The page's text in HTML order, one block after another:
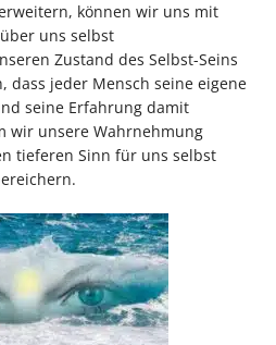
können wir uns mit
uns selbst
Zustand des Selbst-Seins
dass jeder Mensch seine eigene
seine Erfahrung damit
wir unsere Wahrnehmung
tieferen Sinn für uns selbst